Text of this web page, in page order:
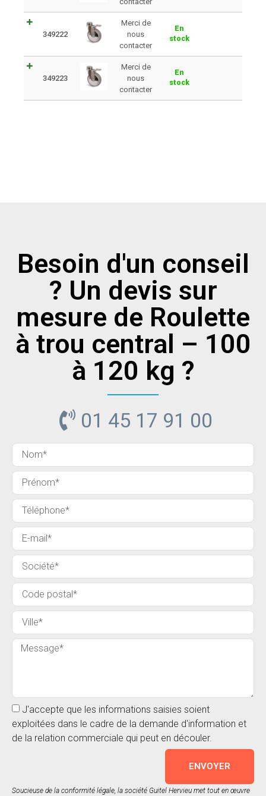
349222
Merci de
nous
contacter
En
stock
349223
Merci de
nous
contacter
En
stock
Besoin d'un conseil
? Un devis sur
mesure de Roulette
à trou central – 100
à 120 kg ?
01 45 17 91 00
J'accepte que les informations saisies soient
exploitées dans le cadre de la demande d'information et
de la relation commerciale qui peut en découler.
ENVOYER
Soucieuse de la conformité légale, la société Guitel Hervieu met tout en œuvre